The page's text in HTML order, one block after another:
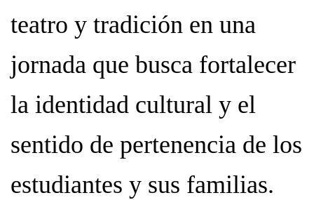
teatro y tradición en una
jornada que busca fortalecer
la identidad cultural y el
sentido de pertenencia de los
estudiantes y sus familias.